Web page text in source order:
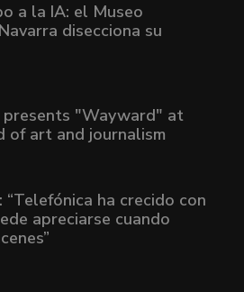
a la IA: el Museo
disecciona su
presents "Wayward" at
of art and journalism
“Telefónica ha crecido con
apreciarse cuando